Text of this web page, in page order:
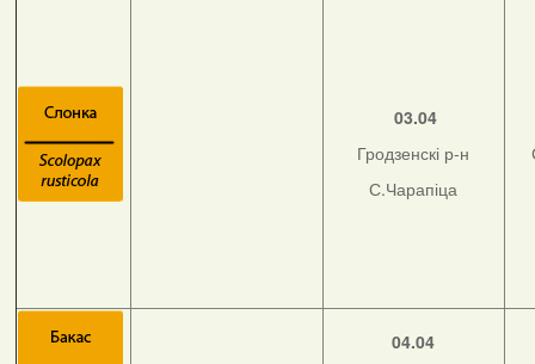
03.04
Гродзенскі р-н
С.Чарапіца
04.04